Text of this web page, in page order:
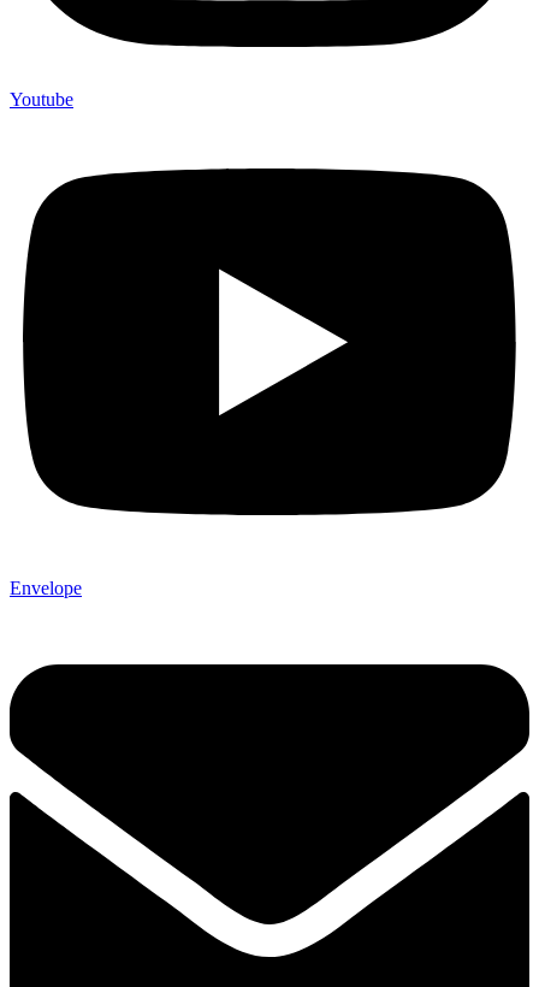
Youtube
Envelope